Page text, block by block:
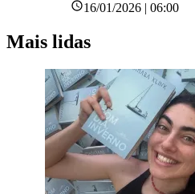
16/01/2026 | 06:00
Mais lidas